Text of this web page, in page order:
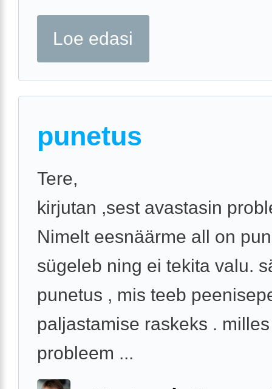
Loe edasi
punetus
Tere,
kirjutan ,sest avastasin
Nimelt eesnäärme all on
sügeleb ning ei tekita valu.
punetus , mis teeb
paljastamise raskeks .
probleem ...